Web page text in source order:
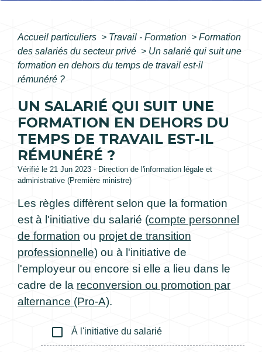
Accueil particuliers > Travail - Formation > Formation
des salariés du secteur privé > Un salarié qui suit une
formation en dehors du temps de travail est-il
rémunéré ?
UN SALARIÉ QUI SUIT UNE
FORMATION EN DEHORS DU
TEMPS DE TRAVAIL EST-IL
RÉMUNÉRÉ ?
Vérifié le 21 Jun 2023 - Direction de l'information légale et
administrative (Première ministre)
Les règles diffèrent selon que la formation
est à l'initiative du salarié (compte personnel
de formation ou projet de transition
professionnelle) ou à l'initiative de
l'employeur ou encore si elle a lieu dans le
cadre de la reconversion ou promotion par
alternance (Pro-A).
check_box_outline_blank À l'initiative du salarié